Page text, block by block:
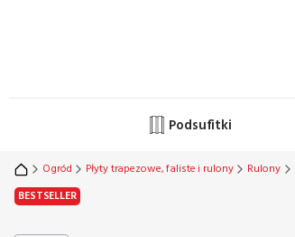
Podsufitki
Ogród Płyty trapezowe, faliste i rulony Rulony
Etykiety
BESTSELLER